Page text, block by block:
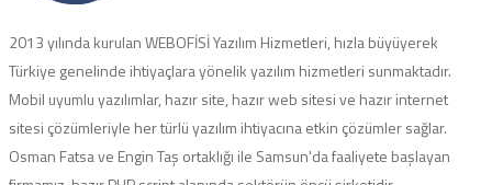
2013 yılında kurulan WEBOFİSİ Yazılım Hizmetleri, hızla büyüyerek
Türkiye genelinde ihtiyaçlara yönelik yazılım hizmetleri sunmaktadır.
Mobil uyumlu yazılımlar, hazır site, hazır web sitesi ve hazır internet
sitesi çözümleriyle her türlü yazılım ihtiyacına etkin çözümler sağlar.
Osman Fatsa ve Engin Taş ortaklığı ile Samsun'da faaliyete başlayan